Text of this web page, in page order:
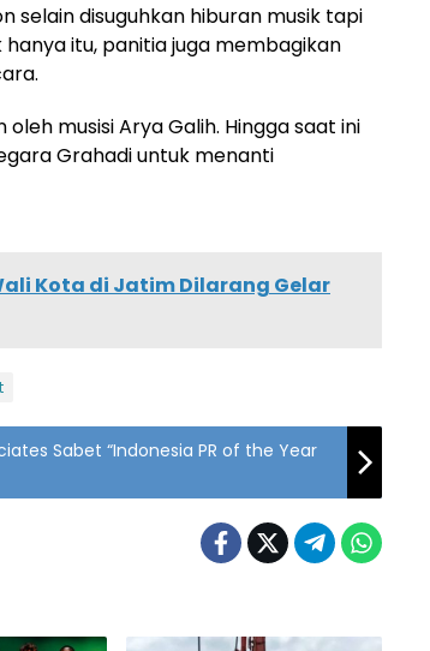
selain disuguhkan hiburan musik tapi
itu, panitia juga membagikan
musisi Arya Galih. Hingga saat ini
Grahadi untuk menanti
Kota di Jatim Dilarang Gelar
Sabet “Indonesia PR of the Year